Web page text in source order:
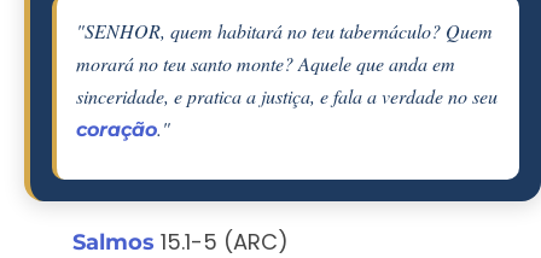
"SENHOR, quem habitará no teu tabernáculo? Quem
morará no teu santo monte? Aquele que anda em
sinceridade, e pratica a justiça, e fala a verdade no seu
coração."
Salmos 15.1-5 (ARC)